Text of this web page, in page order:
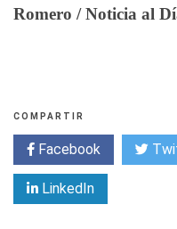
Romero / Noticia al
COMPARTIR
Facebook
LinkedIn